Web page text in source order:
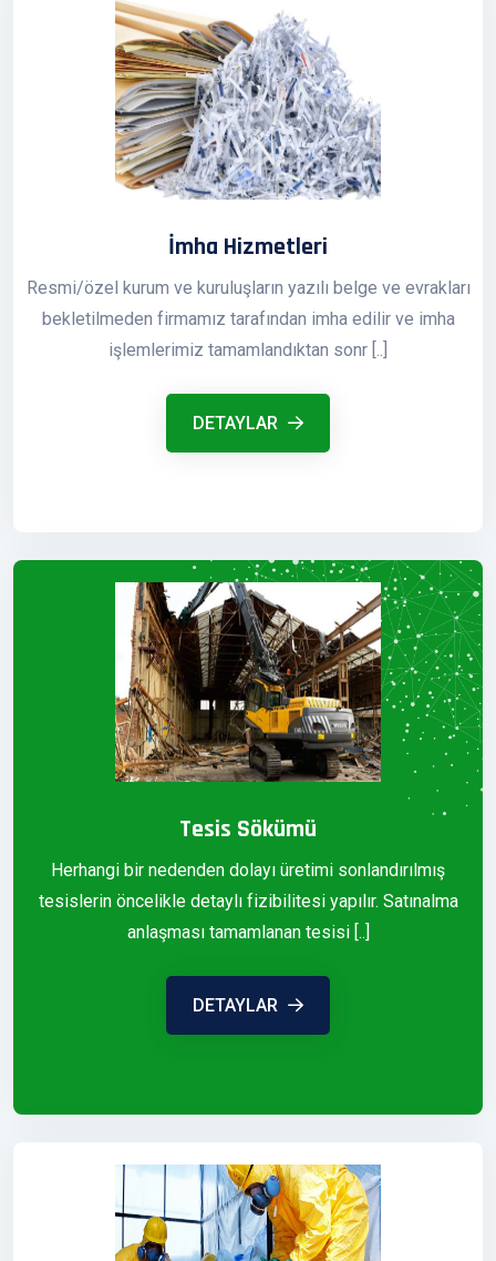
İmha Hizmetleri
Resmi/özel kurum ve kuruluşların yazılı belge ve evrakları
bekletilmeden firmamız tarafından imha edilir ve imha
işlemlerimiz tamamlandıktan sonr [..]
DETAYLAR
Tesis Sökümü
Herhangi bir nedenden dolayı üretimi sonlandırılmış
tesislerin öncelikle detaylı fizibilitesi yapılır. Satınalma
anlaşması tamamlanan tesisi [..]
DETAYLAR